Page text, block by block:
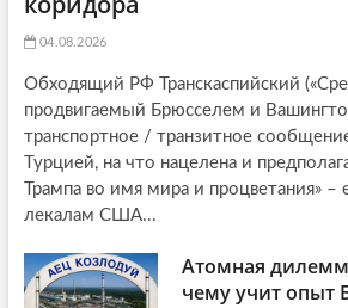
04.08.2026
Обходящий РФ Транскаспийский
продвигаемый Брюсселем и
транспортное / транзитное
Турцией, на что нацелена и
Трампа во имя мира и процветания» –
лекалам США...
Атомная
чему учит опыт